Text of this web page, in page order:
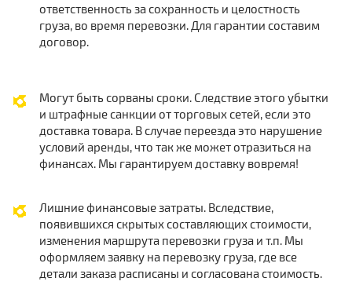
ответственность за сохранность и целостность
груза, во время перевозки. Для гарантии составим
договор.
Могут быть сорваны сроки. Следствие этого убытки
и штрафные санкции от торговых сетей, если это
доставка товара. В случае переезда это нарушение
условий аренды, что так же может отразиться на
финансах. Мы гарантируем доставку вовремя!
Лишние финансовые затраты. Вследствие,
появившихся скрытых составляющих стоимости,
изменения маршрута перевозки груза и т.п. Мы
оформляем заявку на перевозку груза, где все
детали заказа расписаны и согласована стоимость.